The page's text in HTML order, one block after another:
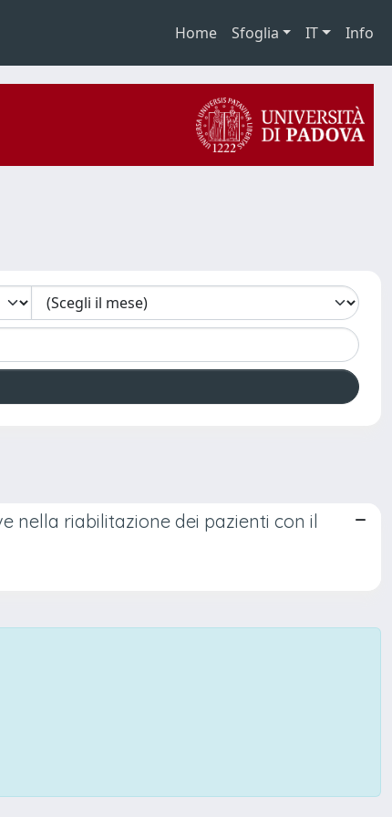
Home Sfoglia IT Info
nella riabilitazione dei pazienti con il